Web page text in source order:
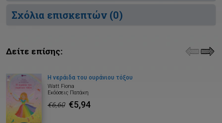
Σχόλια επισκεπτών (0)
Δείτε επίσης:
Η νεράιδα του ουράνιου τόξου
Watt Fiona
Εκδόσεις Πατάκη
€6,60 €5,94